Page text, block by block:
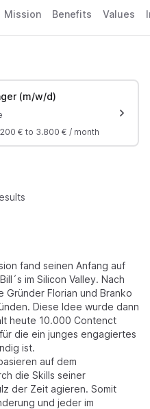
Mission Benefits Values
(m/w/d)
€ to 3.800 € / month
fand seinen Anfang auf
im Silicon Valley. Nach
Gründer Florian und Branko
Diese Idee wurde dann
heute 10.000 Contenct
die ein junges engagiertes
ist.
auf dem
die Skills seiner
der Zeit agieren. Somit
und jeder im